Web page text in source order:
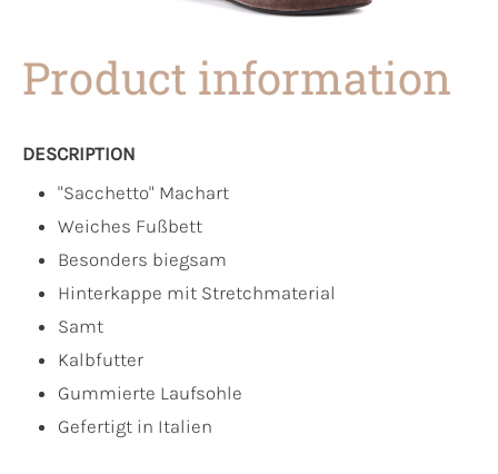
Product information
DESCRIPTION
"Sacchetto" Machart
Weiches Fußbett
Besonders biegsam
Hinterkappe mit Stretchmaterial
Samt
Kalbfutter
Gummierte Laufsohle
Gefertigt in Italien